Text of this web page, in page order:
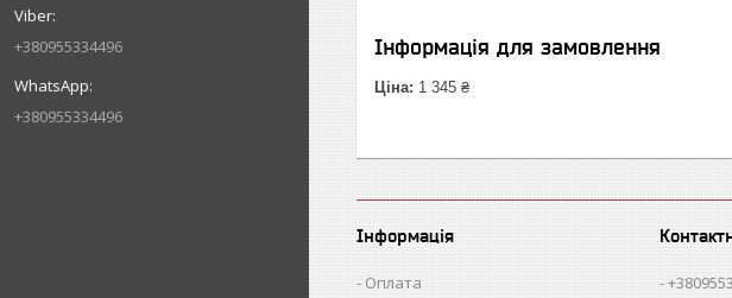
+380955334496
+380955334496
Інформація для замовлення
Ціна: 1 345 ₴
Інформація
Оплата